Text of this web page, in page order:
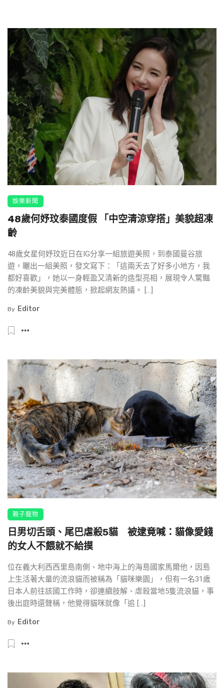
娛樂新聞
48歲何妤玟泰國度假 「中空清涼穿搭」美貌超凍
齡
48歲女星何妤玟近日在IG分享一組旅遊美照，到泰國曼谷旅
遊，曬出一組美照，發文寫下：「這兩天去了好多小地方，我
都好喜歡」，她以一身輕盈又清新的造型亮相，展現令人驚豔
的凍齡美貌與完美體態，掀起網友熱議。 […]
By Editor
親子寵物
日男切舌頭、尾巴虐殺5貓 被逮竟喊：貓像愛錢
的女人不餵就不給摸
位在義大利西西里島南側、地中海上的海島國家馬爾他，因島
上生活著大量的流浪貓而被稱為「貓咪樂園」，但有一名31歲
日本人前往該國工作時，卻連續肢解、虐殺當地5隻流浪貓，事
後出庭時還聲稱，他覺得貓咪就像「追 […]
By Editor